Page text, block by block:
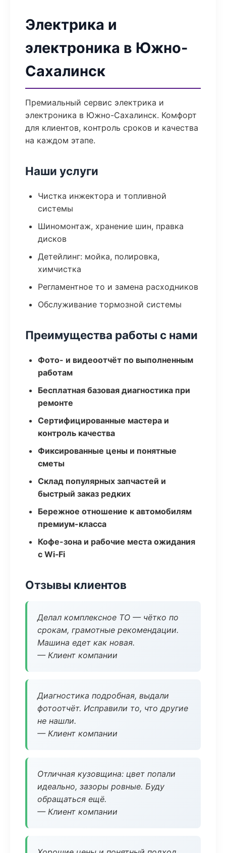
Электрика и
электроника в Южно-
Сахалинск
Премиальный сервис электрика и
электроника в Южно-Сахалинск. Комфорт
для клиентов, контроль сроков и качества
на каждом этапе.
Наши услуги
Чистка инжектора и топливной
системы
Шиномонтаж, хранение шин, правка
дисков
Детейлинг: мойка, полировка,
химчистка
Регламентное то и замена расходников
Обслуживание тормозной системы
Преимущества работы с нами
Фото- и видеоотчёт по выполненным
работам
Бесплатная базовая диагностика при
ремонте
Сертифицированные мастера и
контроль качества
Фиксированные цены и понятные
сметы
Склад популярных запчастей и
быстрый заказ редких
Бережное отношение к автомобилям
премиум-класса
Кофе-зона и рабочие места ожидания
с Wi‑Fi
Отзывы клиентов
Делал комплексное ТО — чётко по
срокам, грамотные рекомендации.
Машина едет как новая.
— Клиент компании
Диагностика подробная, выдали
фотоотчёт. Исправили то, что другие
не нашли.
— Клиент компании
Отличная кузовщина: цвет попали
идеально, зазоры ровные. Буду
обращаться ещё.
— Клиент компании